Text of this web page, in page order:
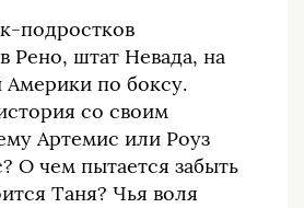
подростков
Рено, штат Невада, на
Америки по боксу.
со своим
Артемис или Роуз
О чем пытается забыть
Таня? Чья воля